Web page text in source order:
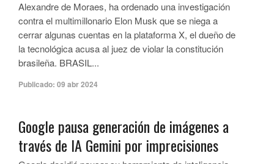
Alexandre de Moraes, ha ordenado una investigación
contra el multimillonario Elon Musk que se niega a
cerrar algunas cuentas en la plataforma X, el dueño de
la tecnológica acusa al juez de violar la constitución
brasileña. BRASIL...
Publicado: 09 abr 2024
Google pausa generación de imágenes a
través de IA Gemini por imprecisiones